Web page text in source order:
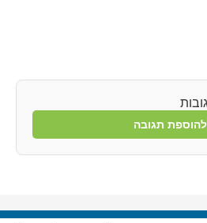
תגובה